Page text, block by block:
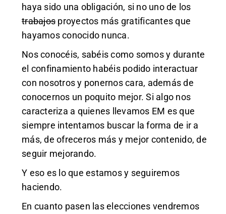
haya sido una obligación, si no uno de los
trabajos proyectos más gratificantes que
hayamos conocido nunca.
Nos conocéis, sabéis como somos y durante
el confinamiento habéis podido interactuar
con nosotros y ponernos cara, además de
conocernos un poquito mejor. Si algo nos
caracteriza a quienes llevamos EM es que
siempre intentamos buscar la forma de ir a
más, de ofreceros más y mejor contenido, de
seguir mejorando.
Y eso es lo que estamos y seguiremos
haciendo.
En cuanto pasen las elecciones vendremos